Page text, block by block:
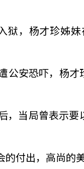
狱，杨才珍姊
安恐吓，杨
当局曾表示
付出，高尚的